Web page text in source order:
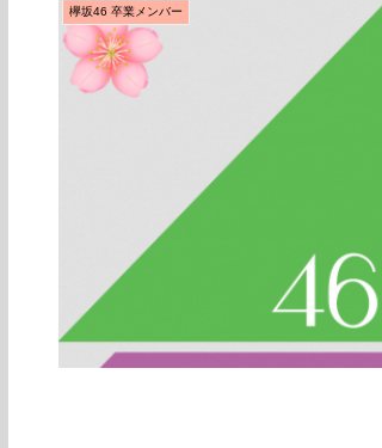
欅坂46 卒業メンバー